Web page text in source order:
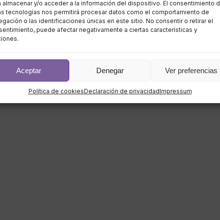
almacenar y/o acceder a la información del dispositivo. El consentimiento
tecnologías nos permitirá procesar datos como el comportamiento de
o las identificaciones únicas en este sitio. No consentir o retirar el
puede afectar negativamente a ciertas características y
Aceptar Denegar Ver preferencias
Política de cookiesDeclaración de privacidadImpressum